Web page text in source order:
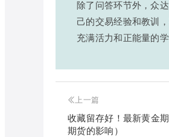
除了问答环节外，众
己的交易经验和教训
充满活力和正能量的学
上一篇
收藏留存好！最新黄金
期货的影响）